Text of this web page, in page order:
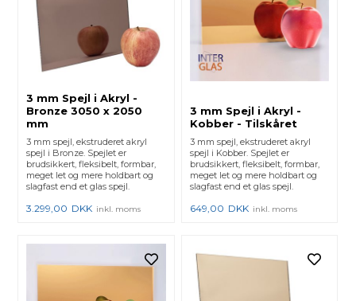
3 mm Spejl i Akryl -
Bronze 3050 x 2050
mm
3 mm spejl, ekstruderet akryl
spejl i Bronze. Spejlet er
brudsikkert, fleksibelt, formbar,
meget let og mere holdbart og
slagfast end et glas spejl.
3.299,00 DKK inkl. moms
3 mm Spejl i Akryl -
Kobber - Tilskåret
3 mm spejl, ekstruderet akryl
spejl i Kobber. Spejlet er
brudsikkert, fleksibelt, formbar,
meget let og mere holdbart og
slagfast end et glas spejl.
649,00 DKK inkl. moms